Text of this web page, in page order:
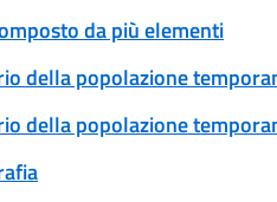
da più elementi
della popolazione
della popolazione